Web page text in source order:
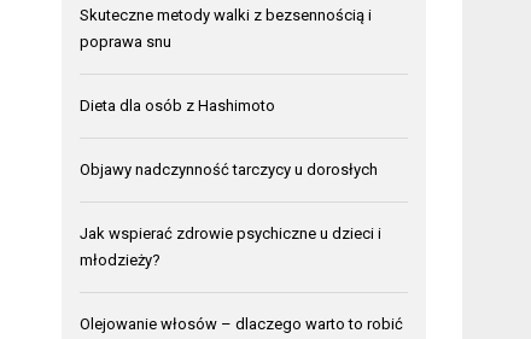
Skuteczne metody walki z bezsennością i
poprawa snu
Dieta dla osób z Hashimoto
Objawy nadczynność tarczycy u dorosłych
Jak wspierać zdrowie psychiczne u dzieci i
młodzieży?
Olejowanie włosów – dlaczego warto to robić